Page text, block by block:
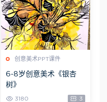
创意美术PPT课件
6-8岁创意美术《银杏
树》
3180 3